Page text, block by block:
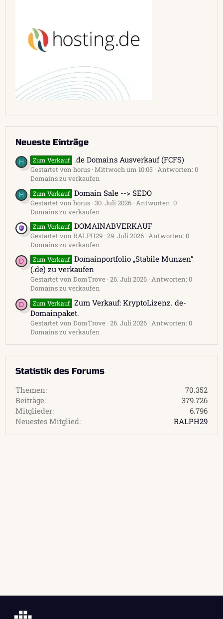
Neueste Einträge
H Zum Verkauf .de Domains Ausverkauf (FCFS)
Gestartet von horus Mittwoch um 10:05 Antworten: 0
Domains zu verkaufen
H Zum Verkauf Domain Sale --> SEDO
Gestartet von horus 30. Juli 2026 Antworten: 0
Domains zu verkaufen
Zum Verkauf DOMAINABVERKAUF
Gestartet von RALPH29 29. Juli 2026 Antworten: 0
Domains zu verkaufen
D Zum Verkauf Domainportfolio „Stabile Munzen“
(.de) zu verkaufen
Gestartet von DomTrove 26. Juli 2026 Antworten: 0
Domains zu verkaufen
D Zum Verkauf Zum Verkauf: KryptoLizenz. de-
Domainpaket.
Gestartet von DomTrove 26. Juli 2026 Antworten: 0
Domains zu verkaufen
Statistik des Forums
Themen
70.352
Beiträge
379.726
Mitglieder
6.796
Neuestes Mitglied
RALPH29